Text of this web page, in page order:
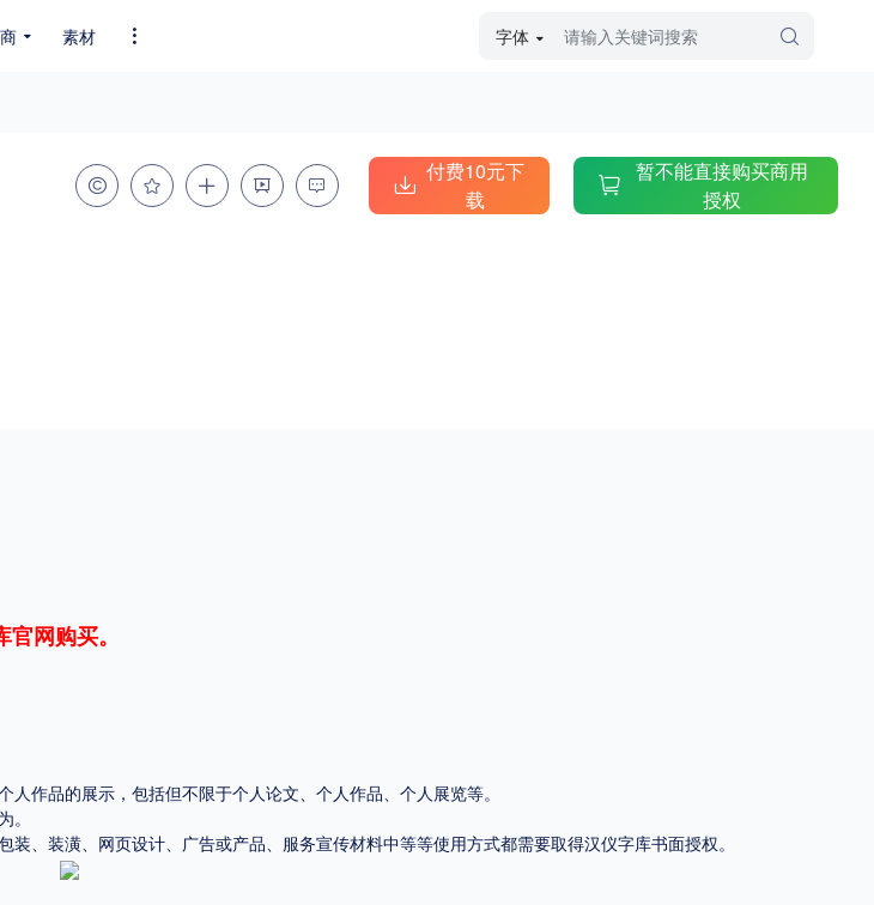
GB18030 BIG5 SHIFT-JIS 硬笔手写 毛笔飞白 粉笔勾绘 个性书体
在线购买的请联系版权方，联系不到版权方不要商用，有侵权风险！
素材 字体
付费10元下
载
暂不能直接购买商用
授权
官网购买。
作品的展示，包括但不限于个人论文、个人作品、个人展览等。
、装潢、网页设计、广告或产品、服务宣传材料中等等使用方式都需要取得汉仪字库书面授权。